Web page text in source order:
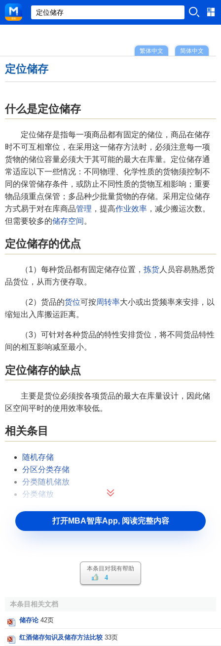
简体中文
繁体中文
定位储存
什么是定位储存
定位储存是指每一项商品都有固定的储位，商品在储存
时不可互相窜位，在采用这一储存方法时，必须注意每一项
货物的储位容量必须大于其可能的最大在库量。定位储存通
常适应以下一些情况：不同物理、化学性质的货物须控制不
同的保管储存条件，或防止不同性质的货物互相影响；重要
物品须重点保管；多品种少批量货物的存储。采用定位储存
方式易于对在库商品管理 ，提高作业效率 ，减少搬运次数。
但需要较多的储存空间 。
定位储存的优点
（1）每种货品都有固定储存位置， 拣货 人员容易熟悉货
品货位，从而方便存取。
（2）货品的货位可按周转率大小或出货频率来安排，以
缩短出入库搬运距离。
（3）可针对各种货品的特性安排货位，将不同货品特性
间的相互影响减至最小。
定位储存的缺点
主要是货位必须按各项货品的最大在库量设计，因此储
区空间平时的使用效率较低。
相关条目
随机存储
分区分类存储
分类随机储放
分类储放
打开MBA智库App, 阅读完整内容
本条目对我有帮助
4
本条目相关文档
储存论 42页
红酒储存知识及储存方法比较 33页